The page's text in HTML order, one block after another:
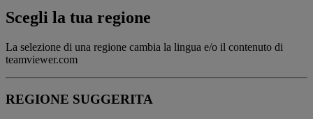
Scegli la tua regione
La selezione di una regione cambia la lingua e/o il contenuto di
teamviewer.com
REGIONE SUGGERITA